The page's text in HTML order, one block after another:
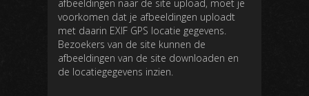
afbeeldingen naar de site upload, moet je
voorkomen dat je afbeeldingen uploadt
met daarin EXIF GPS locatie gegevens.
Bezoekers van de site kunnen de
afbeeldingen van de site downloaden en
de locatiegegevens inzien.